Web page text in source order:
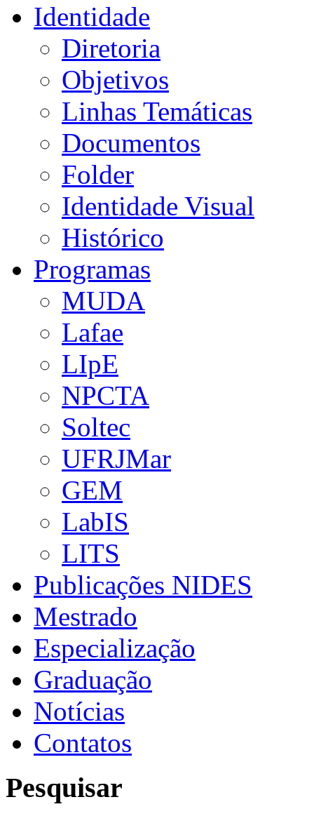
Identidade
Diretoria
Objetivos
Linhas Temáticas
Documentos
Folder
Identidade Visual
Histórico
Programas
MUDA
Lafae
LIpE
NPCTA
Soltec
UFRJMar
GEM
LabIS
LITS
Publicações NIDES
Mestrado
Especialização
Graduação
Notícias
Contatos
Pesquisar